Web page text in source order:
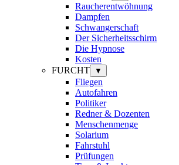
Raucherentwöhnung
Dampfen
Schwangerschaft
Der Sicherheitsschirm
Die Hypnose
Kosten
FURCHT
▼
Fliegen
Autofahren
Politiker
Redner & Dozenten
Menschenmenge
Solarium
Fahrstuhl
Prüfungen